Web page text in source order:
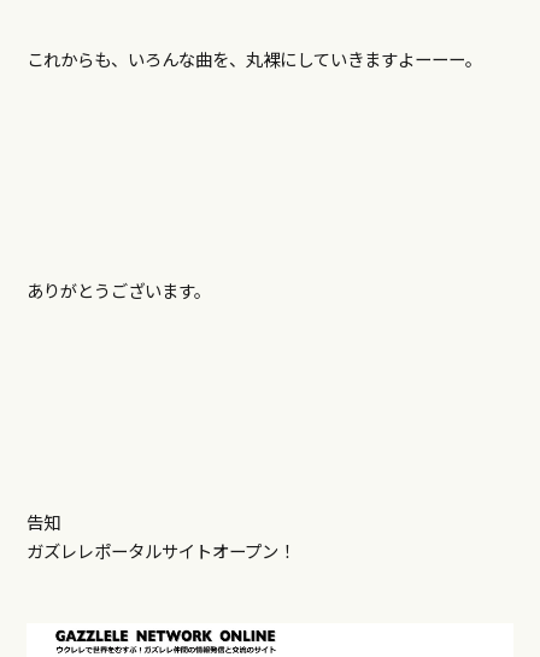
これからも、いろんな曲を、丸裸にしていきますよーーー。
ありがとうございます。
告知
ガズレレポータルサイトオープン！